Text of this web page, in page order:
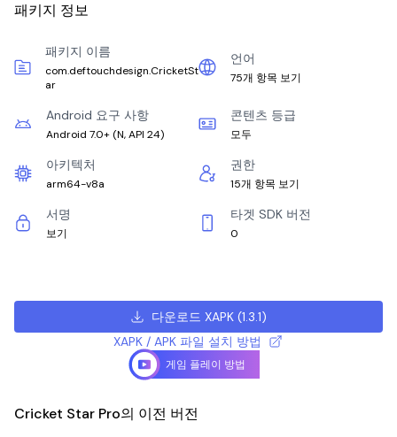
패키지 정보
패키지 이름
com.deftouchdesign.CricketSt
ar
언어
75개 항목 보기
Android 요구 사항
Android 7.0+ (N, API 24)
콘텐츠 등급
모두
아키텍처
arm64-v8a
권한
15개 항목 보기
서명
보기
타겟 SDK 버전
0
다운로드 XAPK(1.3.1)
XAPK / APK 파일 설치 방법
게임 플레이 방법
Cricket Star Pro의 이전 버전